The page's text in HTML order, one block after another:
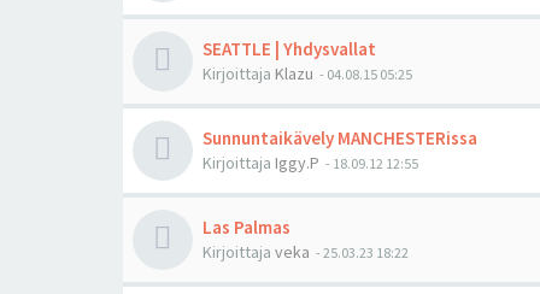
SEATTLE | Yhdysvallat
Kirjoittaja Klazu - 04.08.15 05:25
Sunnuntaikävely MANCHESTERissa
Kirjoittaja Iggy.P - 18.09.12 12:55
Las Palmas
Kirjoittaja veka - 25.03.23 18:22